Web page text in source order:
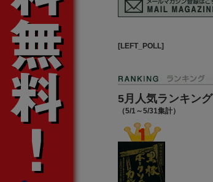
[LEFT_POLL]
5月人気ランキング
（5/1～5/31集計）